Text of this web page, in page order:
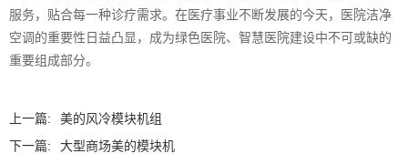
服务，贴合每一种诊疗需求。在医疗事业不断发展的今天，医院洁净
空调的重要性日益凸显，成为绿色医院、智慧医院建设中不可或缺的
重要组成部分。‍
上一篇:
美的风冷模块机组
下一篇:
大型商场美的模块机